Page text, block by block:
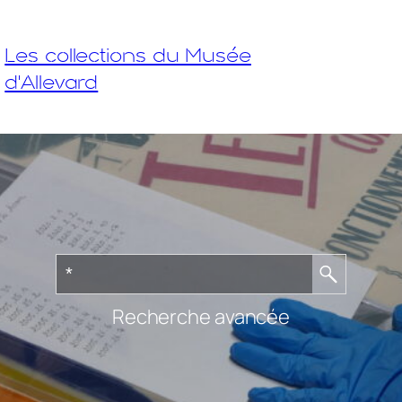
Les collections du Musée
d'Allevard
Recherche avancée